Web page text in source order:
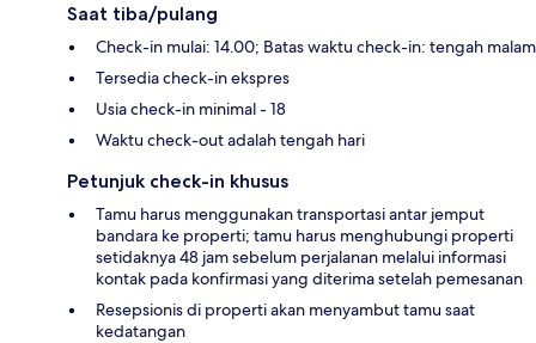
Saat tiba/pulang
Check-in mulai: 14.00; Batas waktu check-in: tengah malam
Tersedia check-in ekspres
Usia check-in minimal - 18
Waktu check-out adalah tengah hari
Petunjuk check-in khusus
Tamu harus menggunakan transportasi antar jemput
bandara ke properti; tamu harus menghubungi properti
setidaknya 48 jam sebelum perjalanan melalui informasi
kontak pada konfirmasi yang diterima setelah pemesanan
Resepsionis di properti akan menyambut tamu saat
kedatangan